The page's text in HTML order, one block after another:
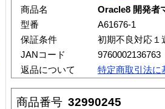
商品名
Oracle8 開発者
型番
A61676-1
保証条件
初期不良対応１
JANコード
9760002136763
返品について
特定商取引法に
商品番号 32990245